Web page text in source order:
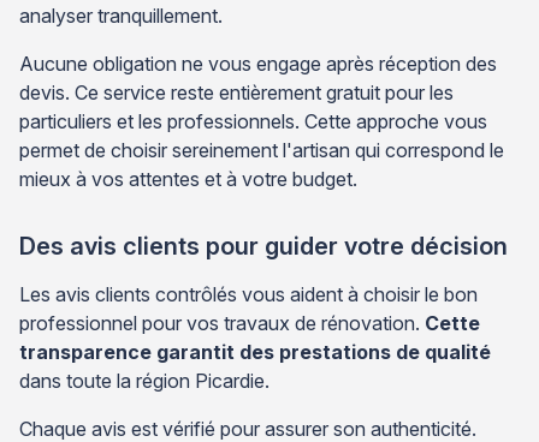
analyser tranquillement.
Aucune obligation ne vous engage après réception des
devis. Ce service reste entièrement gratuit pour les
particuliers et les professionnels. Cette approche vous
permet de choisir sereinement l'artisan qui correspond le
mieux à vos attentes et à votre budget.
Des avis clients pour guider votre décision
Les avis clients contrôlés vous aident à choisir le bon
professionnel pour vos travaux de rénovation. Cette
transparence garantit des prestations de qualité
dans toute la région Picardie.
Chaque avis est vérifié pour assurer son authenticité.